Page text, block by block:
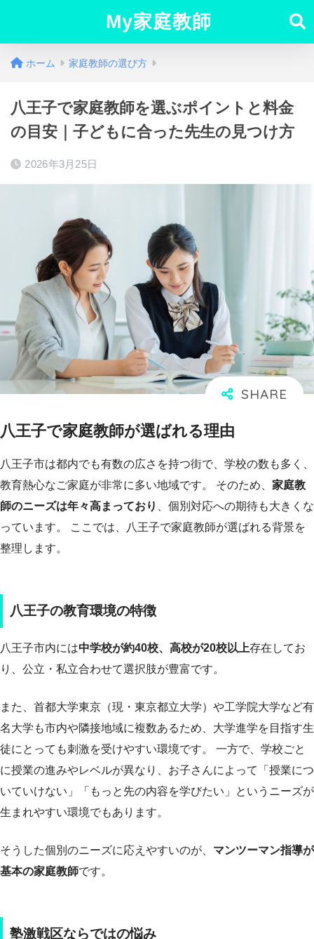
My家庭教師
ホーム 家庭教師の選び方
八王子で家庭教師を選ぶポイントと料金
の目安｜子どもに合った先生の見つけ方
2026年3月25日
八王子で家庭教師が選ばれる理由
八王子市は都内でも有数の広さを持つ街で、学校の数も多く、
教育熱心なご家庭が非常に多い地域です。 そのため、 家庭教
師のニーズは年々高まっており
、個別対応への期待も大きくな
っています。 ここでは、八王子で家庭教師が選ばれる背景を
整理します。
八王子の教育環境の特徴
八王子市内には中学校が約40校、高校が20校以上存在してお
り、公立・私立合わせて選択肢が豊富です。
また、首都大学東京（現・東京都立大学）や工学院大学など有
名大学も市内や隣接地域に複数あるため、大学進学を目指す生
徒にとっても刺激を受けやすい環境です。 一方で、学校ごと
に授業の進みやレベルが異なり、お子さんによって「授業につ
いていけない」「もっと先の内容を学びたい」というニーズが
生まれやすい環境でもあります。
そうした個別のニーズに応えやすいのが、 マンツーマン指導が
基本の家庭教師です。
塾激戦区ならではの悩み